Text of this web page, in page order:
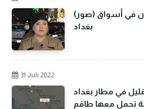
(صور) نساء من نوع خاص ينتشرن في أسواق
بغداد
31 Juli 2022
في مطار بغداد
تحمل معها طاقم